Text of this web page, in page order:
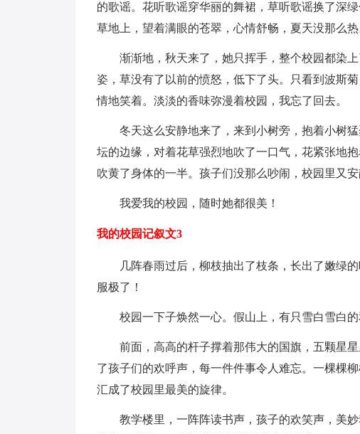
的歌谣。花听歌谣穿华丽的舞裙，草听歌谣换了深
草地上，望着满眼的苍翠，心情舒畅，夏天没那么热
渐渐地，秋天来了，她只挥手，整个校园都染
姿，草没有了以前的愤怒，低下了头。只看到波斯
情地笑着。淡淡的香味弥漫着校园，我忘了回去。
冬天这么安静地来了，来到小树旁，抱着小树猛
坛的边缘，对着花草强烈地吹了一口气，花紧张地
吹黄了身体的一半。孩子们没那么吵闹，校园里又安
我爱我的校园，随时她都很美！
我的校园记叙文3
几阵春雨过后，柳枝抽出了枝条，长出了嫩绿的
服极了！
校园一下子焕然一心。假山上，有只雪白雪白的
前面，高高的杆子撑着那伟大的国旗，五颗星星
了孩子们的欢呼声，每一件件事令人难忘。一棵棵
汇成了校园里最美的旋律。
教学楼里，一阵阵读书声，孩子的欢笑声，美妙